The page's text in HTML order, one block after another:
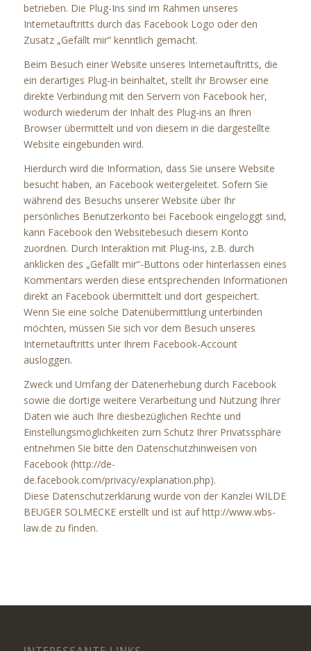
betrieben. Die Plug-Ins sind im Rahmen unseres
Internetauftritts durch das Facebook Logo oder den
Zusatz „Gefällt mir” kenntlich gemacht.
Beim Besuch einer Website unseres Internetauftritts, die
ein derartiges Plug-in beinhaltet, stellt ihr Browser eine
direkte Verbindung mit den Servern von Facebook her,
wodurch wiederum der Inhalt des Plug-ins an Ihren
Browser übermittelt und von diesem in die dargestellte
Website eingebunden wird.
Hierdurch wird die Information, dass Sie unsere Website
besucht haben, an Facebook weitergeleitet. Sofern Sie
während des Besuchs unserer Website über Ihr
persönliches Benutzerkonto bei Facebook eingeloggt sind,
kann Facebook den Websitebesuch diesem Konto
zuordnen. Durch Interaktion mit Plug-ins, z.B. durch
anklicken des „Gefällt mir“-Buttons oder hinterlassen eines
Kommentars werden diese entsprechenden Informationen
direkt an Facebook übermittelt und dort gespeichert.
Wenn Sie eine solche Datenübermittlung unterbinden
möchten, müssen Sie sich vor dem Besuch unseres
Internetauftritts unter Ihrem Facebook-Account
ausloggen.
Zweck und Umfang der Datenerhebung durch Facebook
sowie die dortige weitere Verarbeitung und Nutzung Ihrer
Daten wie auch Ihre diesbezüglichen Rechte und
Einstellungsmöglichkeiten zum Schutz Ihrer Privatssphäre
entnehmen Sie bitte den Datenschutzhinweisen von
Facebook (http://de-
de.facebook.com/privacy/explanation.php).
Diese Datenschutzerklärung wurde von der Kanzlei WILDE
BEUGER SOLMECKE erstellt und ist auf http://www.wbs-
law.de zu finden.